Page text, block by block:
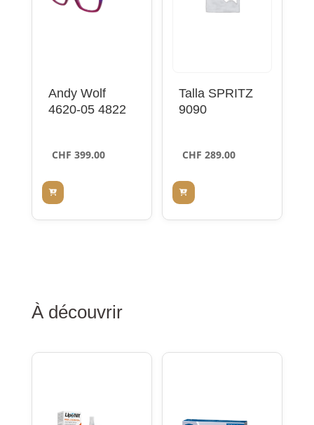
Andy Wolf
4620-05 4822
CHF 399.00
Talla SPRITZ
9090
CHF 289.00
À découvrir